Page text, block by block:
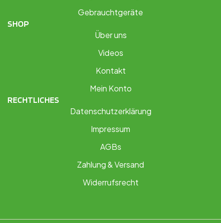
Gebrauchtgeräte
SHOP
Über uns
Videos
Kontakt
Mein Konto
RECHTLICHES
Datenschutzerklärung
Impressum
AGBs
Zahlung & Versand
Widerrufsrecht